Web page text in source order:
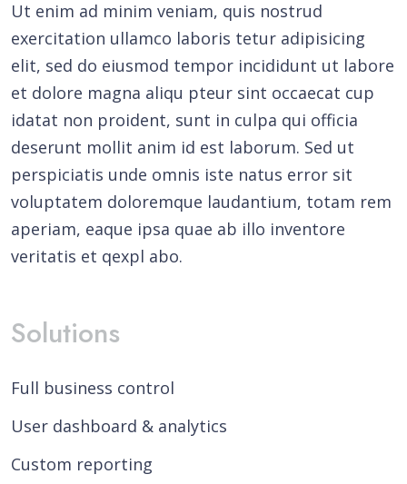
Ut enim ad minim veniam, quis nostrud
exercitation ullamco laboris tetur adipisicing
elit, sed do eiusmod tempor incididunt ut labore
et dolore magna aliqu pteur sint occaecat cup
idatat non proident, sunt in culpa qui officia
deserunt mollit anim id est laborum. Sed ut
perspiciatis unde omnis iste natus error sit
voluptatem doloremque laudantium, totam rem
aperiam, eaque ipsa quae ab illo inventore
veritatis et qexpl abo.
Solutions
Full business control
User dashboard & analytics
Custom reporting